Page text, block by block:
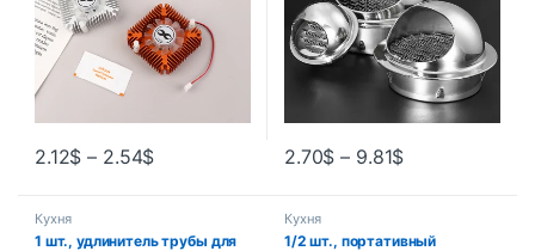
2.12$ – 2.54$ 2.70$ – 9.81$
Кухня
1 шт., удлинитель трубы для
Кухня
1/2 шт., портативный